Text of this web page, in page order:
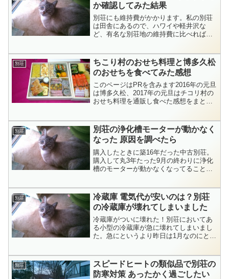
か確認してみた結果
別荘にも維持費がかかります。私の別荘
は田舎にあるので、ハワイや軽井沢な
ど、有名な別荘地の維持費に比べれば安
わかりました。特に購入した年は通常の
年より多くかかるので知って...
別荘
ちこり村のおせち料理と博多久松
のおせちを食べてみた感想
このページはPRを含みます2016年の元旦
は博多久松、2017年の元旦はチコリ村の
おせち料理を通販し食べた感想をまとめ
月。冬は寒いし雪が深く積もることもあ
る場所。天候に恵...
別荘
別荘の浄化槽モーターが動かなく
なった 原因を調べたら
購入したときに築16年だった中古別荘。
購入して丸3年たった9月の終わりに浄化
槽のモーターが動かなくなってることが
す。10月分の請求書を見ると、400円ち
ょっとの...
別荘
冷蔵庫 電気代が安いのは？別荘
の冷蔵庫が壊れてしまいました
冷蔵庫がついに壊れた！別荘においてあ
る小型の冷蔵庫が急に壊れてしまいまし
た。急にというより昨日は1月なのにとて
きました。先週は寒波が来て雪がかなり
積もってたのでいけま...
別荘
スピードヒートの類似品で別荘の
防寒対策 あったかく過ごしたい